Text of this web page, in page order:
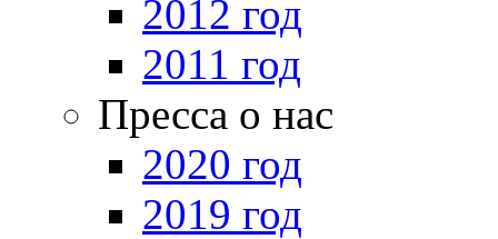
2012 год
2011 год
Пресса о нас
2020 год
2019 год